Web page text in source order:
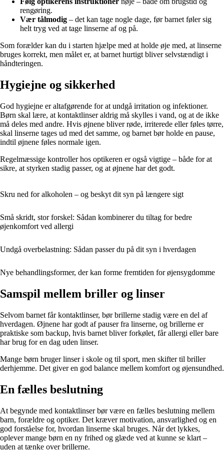
rengøring.
Vær tålmodig – det kan tage nogle dage, før barnet føler sig
helt tryg ved at tage linserne af og på.
Som forælder kan du i starten hjælpe med at holde øje med, at linserne
bruges korrekt, men målet er, at barnet hurtigt bliver selvstændigt i
håndteringen.
Hygiejne og sikkerhed
God hygiejne er altafgørende for at undgå irritation og infektioner.
Børn skal lære, at kontaktlinser aldrig må skylles i vand, og at de ikke
må deles med andre. Hvis øjnene bliver røde, irriterede eller føles tørre,
skal linserne tages ud med det samme, og barnet bør holde en pause,
indtil øjnene føles normale igen.
Regelmæssige kontroller hos optikeren er også vigtige – både for at
sikre, at styrken stadig passer, og at øjnene har det godt.
Skru ned for alkoholen – og beskyt dit syn på længere sigt
Små skridt, stor forskel: Sådan kombinerer du tiltag for bedre
øjenkomfort ved allergi
Undgå overbelastning: Sådan passer du på dit syn i hverdagen
Nye behandlingsformer, der kan forme fremtiden for øjensygdomme
Samspil mellem briller og linser
Selvom barnet får kontaktlinser, bør brillerne stadig være en del af
hverdagen. Øjnene har godt af pauser fra linserne, og brillerne er
praktiske som backup, hvis barnet bliver forkølet, får allergi eller bare
har brug for en dag uden linser.
Mange børn bruger linser i skole og til sport, men skifter til briller
derhjemme. Det giver en god balance mellem komfort og øjensundhed.
En fælles beslutning
At begynde med kontaktlinser bør være en fælles beslutning mellem
barn, forældre og optiker. Det kræver motivation, ansvarlighed og en
god forståelse for, hvordan linserne skal bruges. Når det lykkes,
oplever mange børn en ny frihed og glæde ved at kunne se klart –
uden at tænke over brillerne.